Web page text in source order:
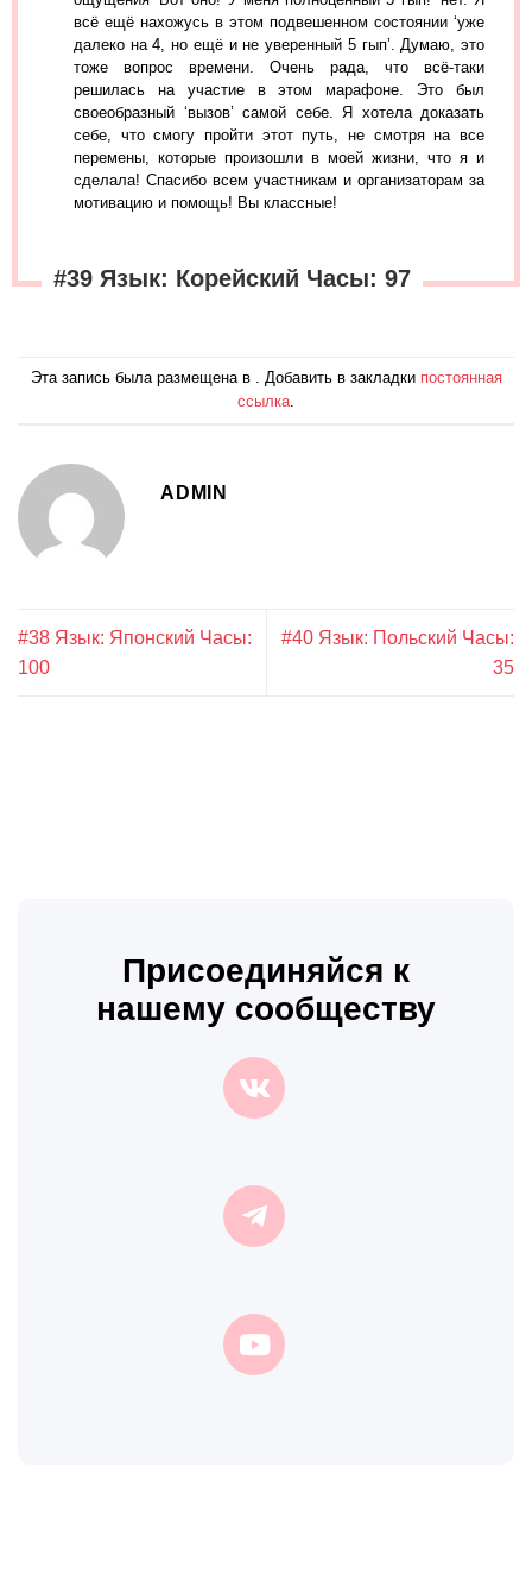
всё ещё нахожусь в этом подвешенном состоянии ‘уже
далеко на 4, но ещё и не уверенный 5 гып’. Думаю, это
тоже вопрос времени. Очень рада, что всё-таки
решилась на участие в этом марафоне. Это был
своеобразный ‘вызов’ самой себе. Я хотела доказать
себе, что смогу пройти этот путь, не смотря на все
перемены, которые произошли в моей жизни, что я и
сделала! Спасибо всем участникам и организаторам за
мотивацию и помощь! Вы классные!
#39 Язык: Корейский Часы: 97
Эта запись была размещена в . Добавить в закладки постоянная
ссылка
ADMIN
#38 Язык: Японский Часы:
100
#40 Язык: Польский Часы:
35
Присоединяйся к
нашему сообществу